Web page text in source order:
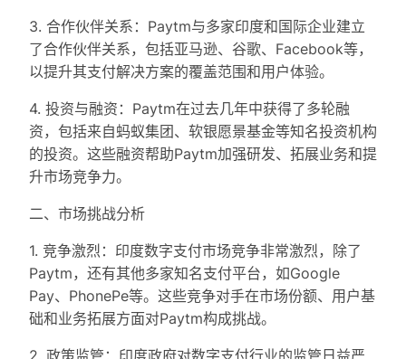
3. 合作伙伴关系：Paytm与多家印度和国际企业建立
了合作伙伴关系，包括亚马逊、谷歌、Facebook等，
以提升其支付解决方案的覆盖范围和用户体验。
4. 投资与融资：Paytm在过去几年中获得了多轮融
资，包括来自蚂蚁集团、软银愿景基金等知名投资机构
的投资。这些融资帮助Paytm加强研发、拓展业务和提
升市场竞争力。
二、市场挑战分析
1. 竞争激烈：印度数字支付市场竞争非常激烈，除了
Paytm，还有其他多家知名支付平台，如Google
Pay、PhonePe等。这些竞争对手在市场份额、用户基
础和业务拓展方面对Paytm构成挑战。